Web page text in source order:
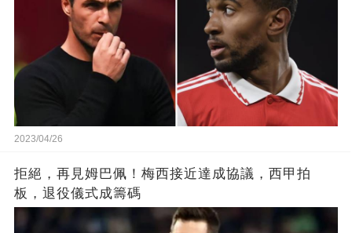
2023/04/26
拒絕，再見姆巴佩！梅西接近達成協議，西甲拍
板，退役儀式成籌碼